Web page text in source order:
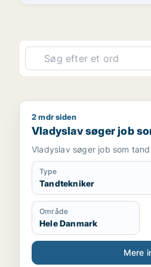
Vladyslav søger job som
2 mdr siden
Vladyslav søger job
Vladyslav søger job som
Type
Tandtekniker
Område
Hele Danmark
Mere